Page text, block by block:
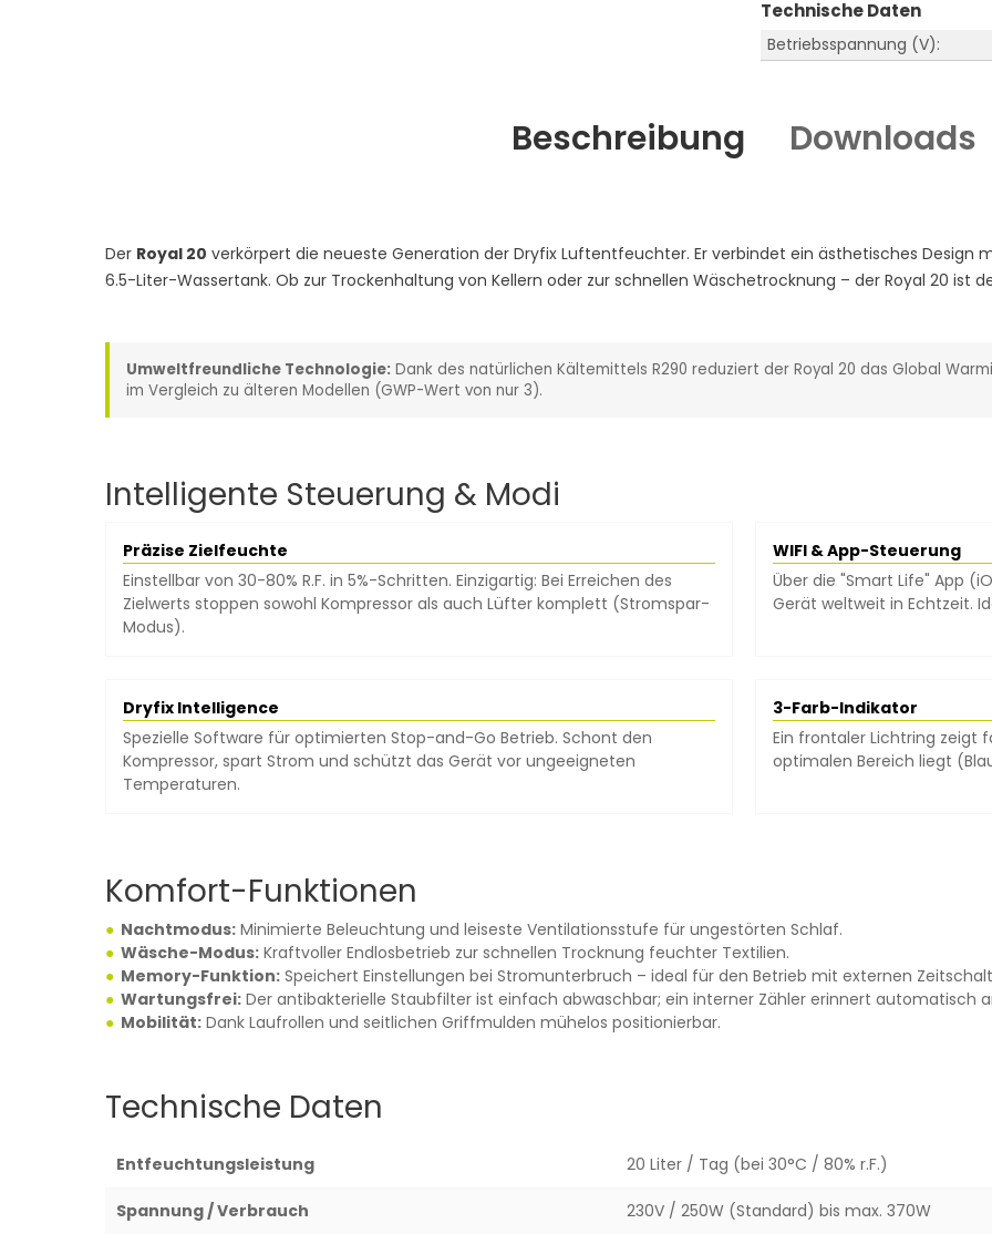
Technische Daten
Betriebsspannung (V):
Beschreibung Downloads
Der Royal 20 verkörpert die neueste Generation der Dryfix Luftentfeuchter. Er verbindet ein ästhetisches Design
6.5-Liter-Wassertank. Ob zur Trockenhaltung von Kellern oder zur schnellen Wäschetrocknung – der Royal 20 ist
Umweltfreundliche Technologie: Dank des natürlichen Kältemittels R290 reduziert der Royal 20 das Global
im Vergleich zu älteren Modellen (GWP-Wert von nur 3).
Intelligente Steuerung & Modi
Präzise Zielfeuchte
Einstellbar von 30-80% R.F. in 5%-Schritten. Einzigartig: Bei Erreichen des
Zielwerts stoppen sowohl Kompressor als auch Lüfter komplett (Stromspar-
Modus).
WIFI & App-Steuerung
Über die "Smart Life" App
Gerät weltweit in Echtzeit.
Dryfix Intelligence
Spezielle Software für optimierten Stop-and-Go Betrieb. Schont den
Kompressor, spart Strom und schützt das Gerät vor ungeeigneten
Temperaturen.
3-Farb-Indikator
Ein frontaler Lichtring zeigt
optimalen Bereich liegt
Komfort-Funktionen
Nachtmodus: Minimierte Beleuchtung und leiseste Ventilationsstufe für ungestörten Schlaf.
Wäsche-Modus: Kraftvoller Endlosbetrieb zur schnellen Trocknung feuchter Textilien.
Memory-Funktion: Speichert Einstellungen bei Stromunterbruch – ideal für den Betrieb mit externen
Wartungsfrei: Der antibakterielle Staubfilter ist einfach abwaschbar; ein interner Zähler erinnert automatisch
Mobilität: Dank Laufrollen und seitlichen Griffmulden mühelos positionierbar.
Technische Daten
Entfeuchtungsleistung 20 Liter / Tag (bei 30°C / 80% r.F.)
Spannung / Verbrauch 230V / 250W (Standard) bis max. 370W